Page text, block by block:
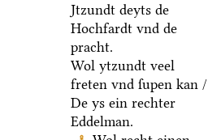
Jtzundt deyts de
Hochfardt vnd de
pracht.
Wol ytzundt veel
freten vnd ſupen kan /
De ys ein rechter
Eddelman.